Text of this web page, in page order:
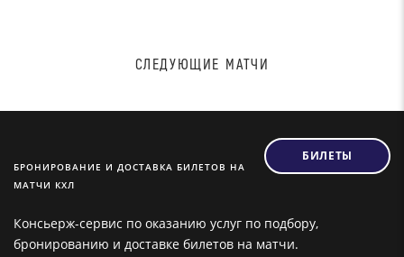
СЛЕДУЮЩИЕ МАТЧИ
БРОНИРОВАНИЕ И ДОСТАВКА БИЛЕТОВ НА
МАТЧИ КХЛ
БИЛЕТЫ
Консьерж-сервис по оказанию услуг по подбору,
бронированию и доставке билетов на матчи.